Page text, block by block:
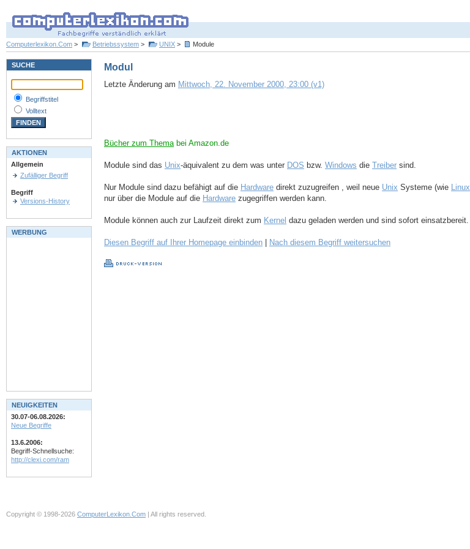
Computerlexikon.Com > Betriebssystem > UNIX > Module
Modul
Letzte Änderung am Mittwoch, 22. November 2000, 23:00 (v1)
Bücher zum Themabei Amazon.de
Module sind das Unix-äquivalent zu dem was unter DOS bzw. Windows die Treiber sind.
Nur Module sind dazu befähigt auf die Hardware direkt zuzugreifen , weil neue Unix Systeme (wie Linux
nur über die Module auf die Hardware zugegriffen werden kann.
Module können auch zur Laufzeit direkt zum Kernel dazu geladen werden und sind sofort einsatzbereit.
Diesen Begriff auf Ihrer Homepage einbinden Nach diesem Begriff weitersuchen
SUCHE
Begriffstitel
Volltext
AKTIONEN
Allgemein
Zufälliger Begriff
Begriff
Versions-History
WERBUNG
NEUIGKEITEN
30.07-06.08.2026:
Neue Begriffe
13.6.2006:
Begriff-Schnellsuche:
http://clexi.com/ram
Copyright © 1998-2026 ComputerLexikon.Com | All rights reserved.